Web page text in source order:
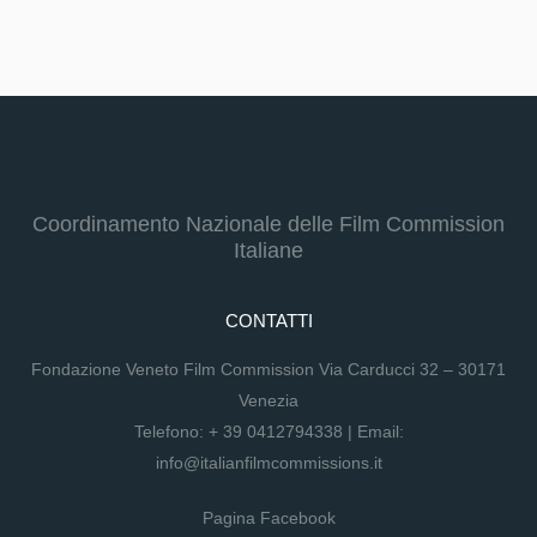
Coordinamento Nazionale delle Film Commission
Italiane
CONTATTI
Fondazione Veneto Film Commission Via Carducci 32 – 30171
Venezia
Telefono: + 39 0412794338 | Email:
info@italianfilmcommissions.it
Pagina Facebook